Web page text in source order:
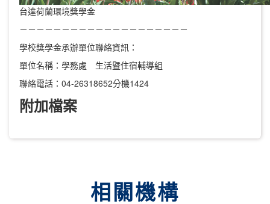
台達荷蘭環境獎學金
－－－－－－－－－－－－－－－－－－－－
學校獎學金承辦單位聯絡資訊：
單位名稱：學務處 生活暨住宿輔導組
聯絡電話：04-26318652分機1424
附加檔案
相關機構